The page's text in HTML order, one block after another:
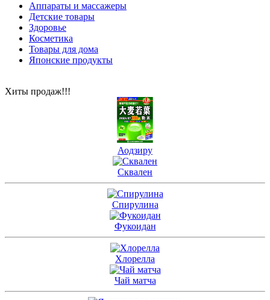
Аппараты и массажеры
Детские товары
Здоровье
Косметика
Товары для дома
Японские продукты
Хиты продаж!!!
Аодзиру
Сквален
Спирулина
Фукоидан
Хлорелла
Чай матча